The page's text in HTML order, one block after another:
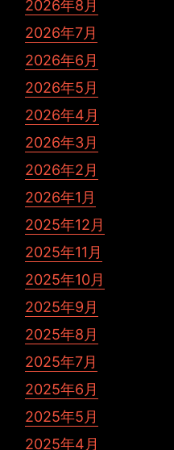
2026年8月
2026年7月
2026年6月
2026年5月
2026年4月
2026年3月
2026年2月
2026年1月
2025年12月
2025年11月
2025年10月
2025年9月
2025年8月
2025年7月
2025年6月
2025年5月
2025年4月